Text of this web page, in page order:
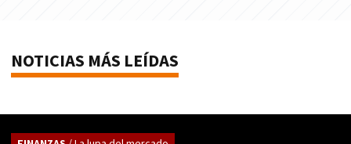
NOTICIAS MÁS LEÍDAS